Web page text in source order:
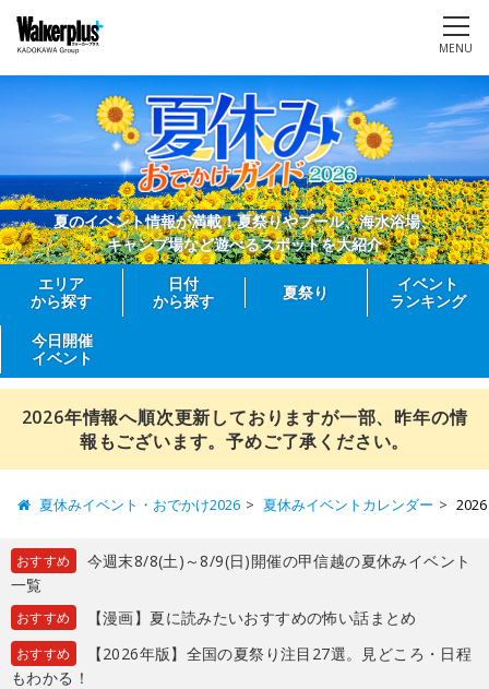
MENU
夏のイベント情報が満載！夏祭りやプール、海水浴場、
キャンプ場など遊べるスポットを大紹介
エリア
から探す
日付
から探す
夏祭り
イベント
ランキング
今日開催
イベント
2026年情報へ順次更新しておりますが一部、昨年の情
報もございます。予めご了承ください。
夏休みイベント・おでかけ2026 夏休みイベントカレンダー
おすすめ
今週末8/8(土)～8/9(日)開催の甲信越の夏休みイベント
一覧
おすすめ 【漫画】夏に読みたいおすすめの怖い話まとめ
おすすめ
【2026年版】全国の夏祭り注目27選。見どころ・日程
もわかる！